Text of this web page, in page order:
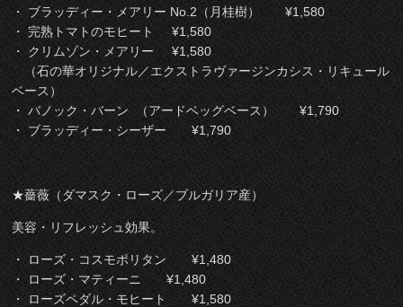
・ ブラッディー・メアリー No.2（月桂樹） ¥1,580
・ 完熟トマトのモヒート ¥1,580
・ クリムゾン・メアリー ¥1,580
（石の華オリジナル／エクストラヴァージンカシス・リキュール
ベース）
・ バノック・バーン （アードベッグベース） ¥1,790
・ ブラッディー・シーザー ¥1,790
★薔薇（ダマスク・ローズ／ブルガリア産）
美容・リフレッシュ効果。
・ ローズ・コスモポリタン ¥1,480
・ ローズ・マティーニ ¥1,480
・ ローズペダル・モヒート ¥1,580